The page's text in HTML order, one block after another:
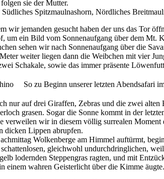
sie der Mutter.
Spitzmaulnashorn, Nördliches
wir jemanden gesucht haben der uns das Tor
um ein Bild vom Sonnenaufgang über dem
sehen wir nach Sonnenaufgang über die
weiter liegen dann die Weibchen mit vier
Schakale, sowie das immer präsente
So zu Beginn unserer letzten Abendsafari
nur auf drei Giraffen, Zebras und die zwei
grasen. Sogar die Sonne kommt in der
verweilen wir in diesem völlig surrealen
dicken Lippen abrupfen.
Wolkenberge am Himmel auftürmt,
gleichwohl undurchdringlichen,
lodernden Steppengras ragten, und mit
einem wahren Geisterlicht über die Kimme